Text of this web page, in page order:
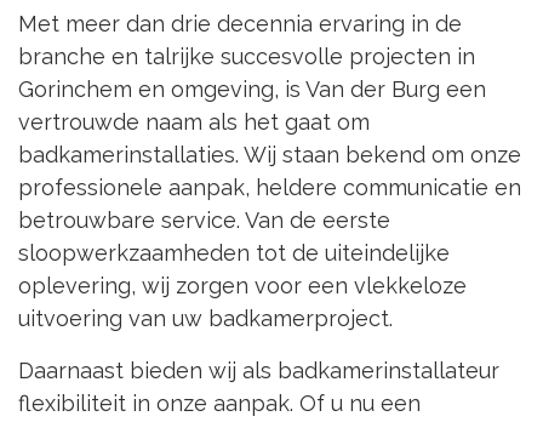
Met meer dan drie decennia ervaring in de
branche en talrijke succesvolle projecten in
Gorinchem en omgeving, is Van der Burg een
vertrouwde naam als het gaat om
badkamerinstallaties. Wij staan bekend om onze
professionele aanpak, heldere communicatie en
betrouwbare service. Van de eerste
sloopwerkzaamheden tot de uiteindelijke
oplevering, wij zorgen voor een vlekkeloze
uitvoering van uw badkamerproject.
Daarnaast bieden wij als badkamerinstallateur
flexibiliteit in onze aanpak. Of u nu een